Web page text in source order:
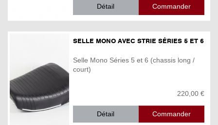
Détail
SELLE MONO AVEC STRIE SÉRIES 5 ET 6
Selle Mono Séries 5 et 6 (chassis long /
court)
220,00 €
Détail